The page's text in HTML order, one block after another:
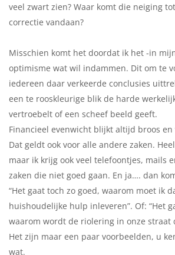
veel zwart zien? Waar komt die neiging
correctie vandaan?
Misschien komt het doordat ik het -in
optimisme wat wil indammen. Dit om te
iedereen daar verkeerde conclusies
een te rooskleurige blik de harde
vertroebelt of een scheef beeld geeft.
Financieel evenwicht blijkt altijd broos
Dat geldt ook voor alle andere zaken.
maar ik krijg ook veel telefoontjes, mails
zaken die niet goed gaan. En ja…. dan
“Het gaat toch zo goed, waarom moet ik
huishoudelijke hulp inleveren”. Of: “Het
waarom wordt de riolering in onze straat
Het zijn maar een paar voorbeelden, u
wat.